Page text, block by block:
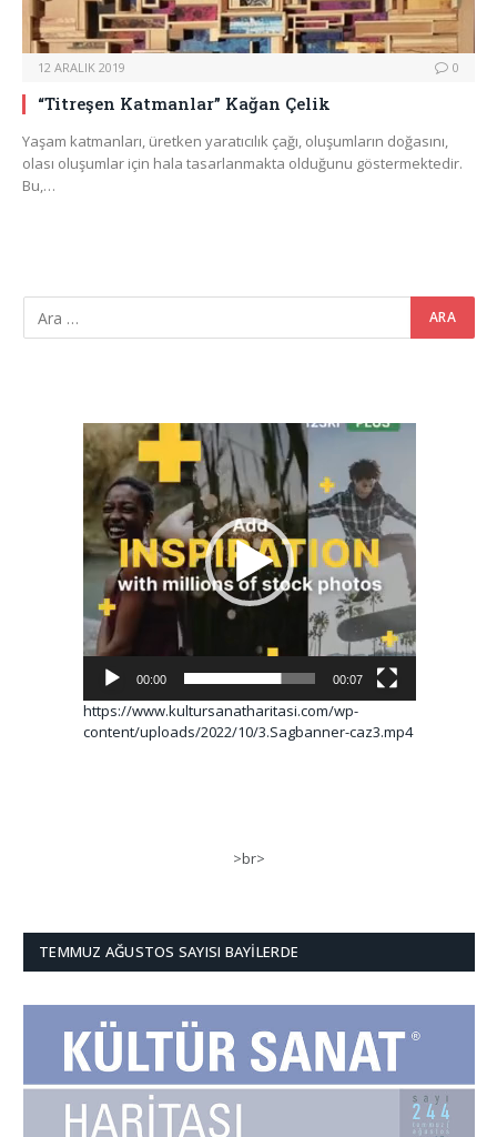
12 ARALIK 2019 0
“Titreşen Katmanlar” Kağan Çelik
Yaşam katmanları, üretken yaratıcılık çağı, oluşumların doğasını,
olası oluşumlar için hala tasarlanmakta olduğunu göstermektedir.
Bu,…
Video
oynatıcı
00:00 00:07
https://www.kultursanatharitasi.com/wp-
content/uploads/2022/10/3.Sagbanner-caz3.mp4
>br>
TEMMUZ AĞUSTOS SAYISI BAYILERDE